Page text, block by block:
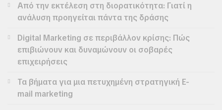
Από την εκτέλεση στη διορατικότητα: Γιατί η
ανάλυση προηγείται πάντα της δράσης
Digital Marketing σε περιβάλλον κρίσης: Πώς
επιβιώνουν και δυναμώνουν οι σοβαρές
επιχειρήσεις
Τα βήματα για μια πετυχημένη στρατηγική E-
mail marketing